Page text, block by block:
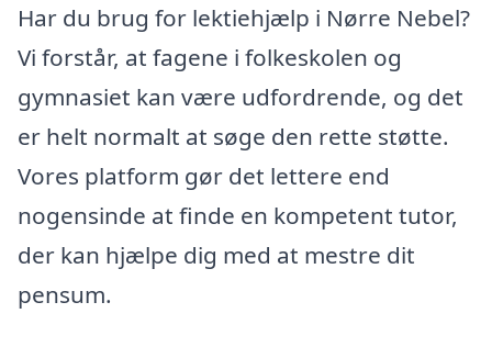
Har du brug for lektiehjælp i Nørre Nebel?
Vi forstår, at fagene i folkeskolen og
gymnasiet kan være udfordrende, og det
er helt normalt at søge den rette støtte.
Vores platform gør det lettere end
nogensinde at finde en kompetent tutor,
der kan hjælpe dig med at mestre dit
pensum.